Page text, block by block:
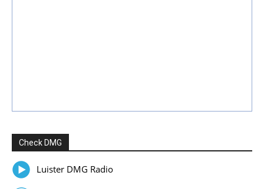
Check DMG
Luister DMG Radio